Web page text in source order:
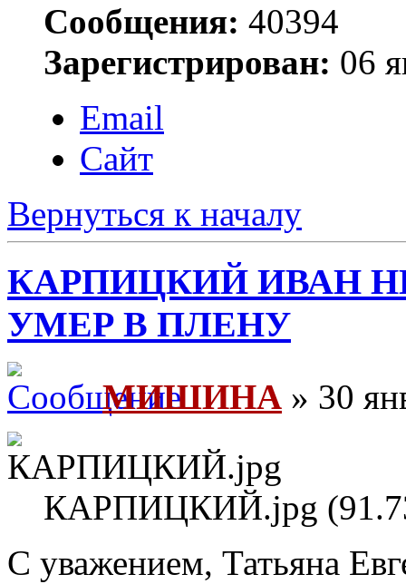
Сообщения: 40394
Зарегистрирован: 06
Email
Сайт
Вернуться к началу
КАРПИЦКИЙ ИВАН
УМЕР В ПЛЕНУ
МИШИНА » 30
КАРПИЦКИЙ.jpg
С уважением, Татьяна